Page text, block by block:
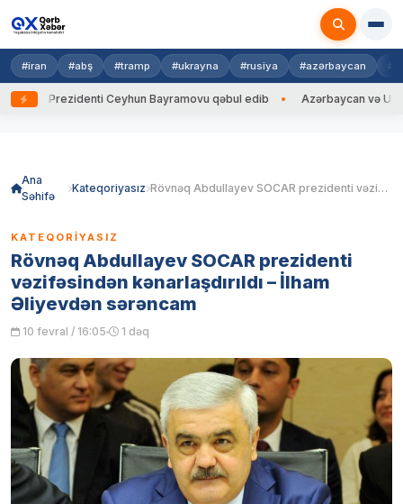
#iran #abş #tramp #ukrayna #rusiya #azərbaycan
Prezidenti Ceyhun Bayramovu qəbul edib Azərbaycan və
Ana
Səhifə
Kateqoriyasız Rövnəq Abdullayev SOCAR prezidenti vəzifəsindən kənarlaşdırıldı – İlham Əliyevdən sərəncam
KATEQORIYASIZ
Rövnəq Abdullayev SOCAR prezidenti
vəzifəsindən kənarlaşdırıldı – İlham
Əliyevdən sərəncam
10 fevral / 16:05 1 dəq